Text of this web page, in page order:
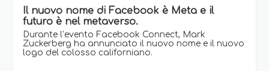
Il nuovo nome di Facebook è Meta e il
futuro è nel metaverso.
Durante l’evento Facebook Connect, Mark
Zuckerberg ha annunciato il nuovo nome e il nuovo
logo del colosso californiano.